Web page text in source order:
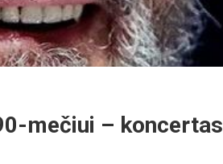
mečiui – koncertas